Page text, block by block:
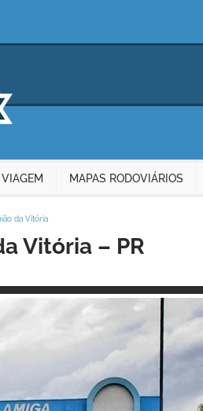
MAPAS RODOVIÁRIOS
da Vitória
Vitória – PR